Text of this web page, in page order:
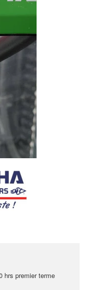
hrs premier terme